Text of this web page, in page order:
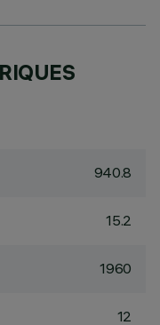
940.8
15.2
1960
12